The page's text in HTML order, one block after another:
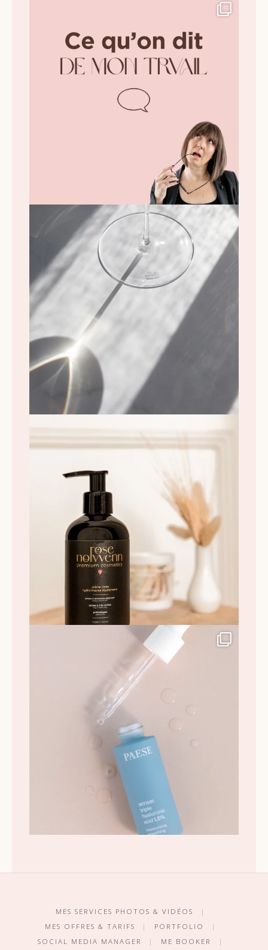
MES SERVICES PHOTOS & VIDÉOS
|
MES OFFRES & TARIFS
| PORTFOLIO
|
SOCIAL MEDIA MANAGER
| ME BOOKER |